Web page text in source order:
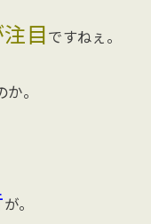
目 ですねぇ。
。
が。